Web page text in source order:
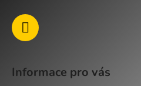
Informace pro vás